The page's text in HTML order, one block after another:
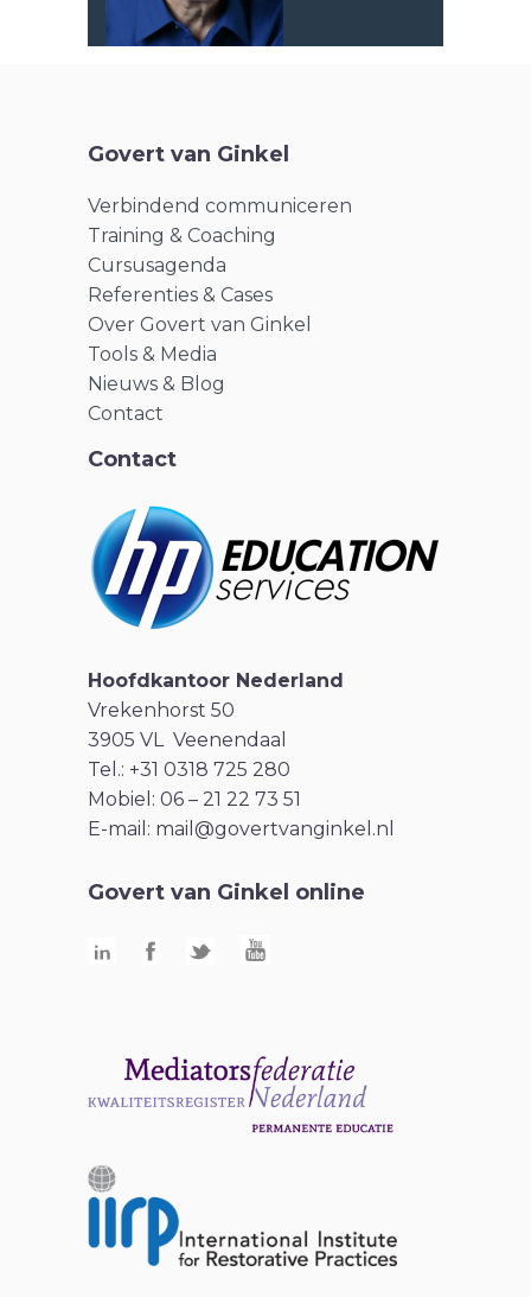
Govert van Ginkel
Verbindend communiceren
Training & Coaching
Cursusagenda
Referenties & Cases
Over Govert van Ginkel
Tools & Media
Nieuws & Blog
Contact
Contact
Hoofdkantoor Nederland
Vrekenhorst 50
3905 VL Veenendaal
Tel.: +31 0318 725 280
Mobiel: 06 – 21 22 73 51
E-mail: mail@govertvanginkel.nl
Govert van Ginkel online